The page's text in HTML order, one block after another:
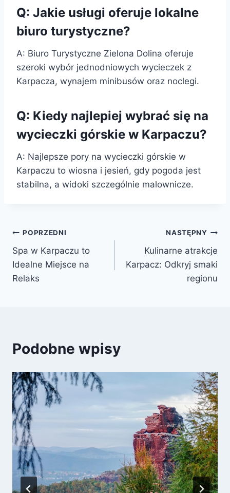
Q: Jakie usługi oferuje lokalne
biuro turystyczne?
A: Biuro Turystyczne Zielona Dolina oferuje
szeroki wybór jednodniowych wycieczek z
Karpacza, wynajem minibusów oraz noclegi.
Q: Kiedy najlepiej wybrać się na
wycieczki górskie w Karpaczu?
A: Najlepsze pory na wycieczki górskie w
Karpaczu to wiosna i jesień, gdy pogoda jest
stabilna, a widoki szczególnie malownicze.
Nawigacja
wpisu
POPRZEDNI
Spa w Karpaczu to
Idealne Miejsce na
Relaks
NASTĘPNY
Kulinarne atrakcje
Karpacz: Odkryj smaki
regionu
Podobne wpisy